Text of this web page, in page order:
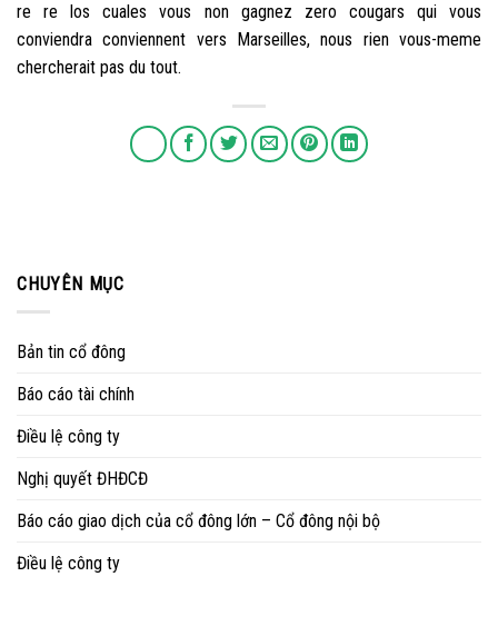
re re los cuales vous non gagnez zero cougars qui vous
conviendra conviennent vers Marseilles, nous rien vous-meme
chercherait pas du tout.
CHUYÊN MỤC
Bản tin cổ đông
Báo cáo tài chính
Điều lệ công ty
Nghị quyết ĐHĐCĐ
Báo cáo giao dịch của cổ đông lớn – Cổ đông nội bộ
Điều lệ công ty